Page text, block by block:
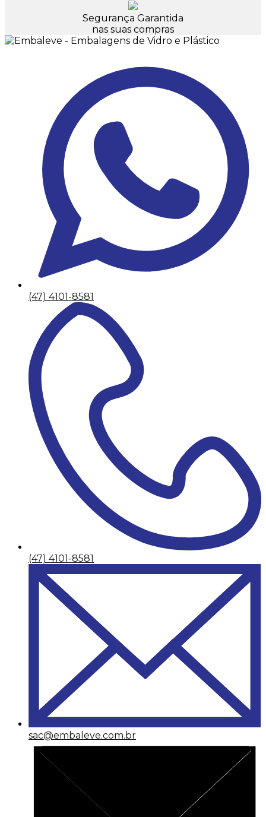
Segurança Garantida
nas suas compras
(47) 4101-8581
(47) 4101-8581
sac@embaleve.com.br